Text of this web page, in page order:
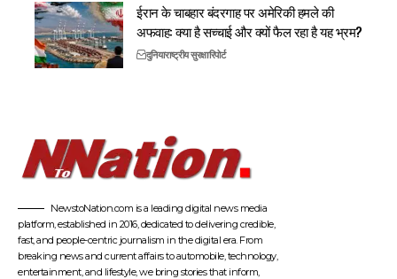
ईरान के चाबहार बंदरगाह पर अमेरिकी हमले की
अफवाह: क्या है सच्चाई और क्यों फैल रहा है यह भ्रम?
दुनियाराष्ट्रीय सुरक्षारिपोर्ट
NewstoNation.com is a leading digital news media
platform, established in 2016, dedicated to delivering credible,
fast, and people-centric journalism in the digital era. From
breaking news and current affairs to automobile, technology,
entertainment, and lifestyle, we bring stories that inform,